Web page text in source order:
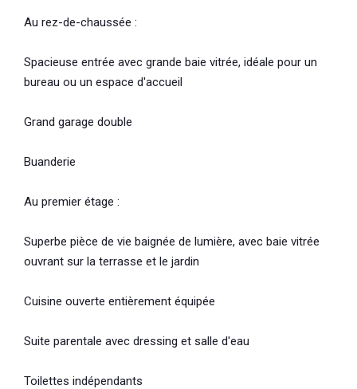
Au rez-de-chaussée :
Spacieuse entrée avec grande baie vitrée, idéale pour un
bureau ou un espace d'accueil
Grand garage double
Buanderie
Au premier étage :
Superbe pièce de vie baignée de lumière, avec baie vitrée
ouvrant sur la terrasse et le jardin
Cuisine ouverte entièrement équipée
Suite parentale avec dressing et salle d'eau
Toilettes indépendants